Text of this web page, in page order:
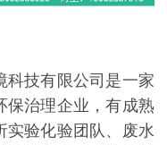
科技有限公司是一家
保治理企业，有成熟
实验化验团队、废水